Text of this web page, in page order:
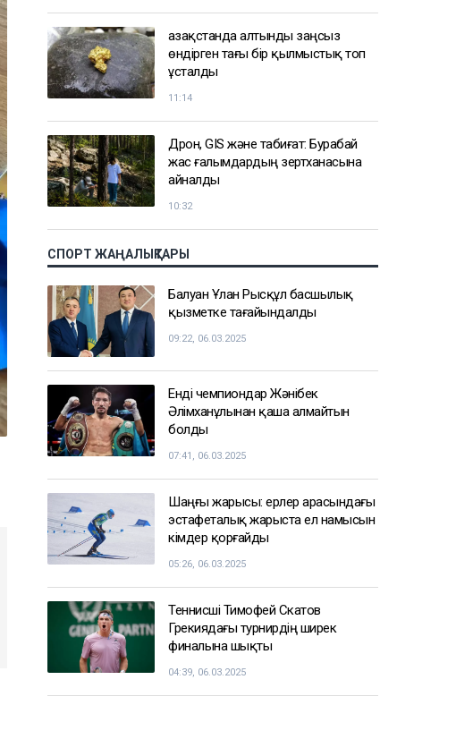
Қазақстанда алтынды заңсыз
өндірген тағы бір қылмыстық топ
ұсталды
11:14
Дрон, GIS және табиғат: Бурабай
жас ғалымдардың зертханасына
айналды
10:32
СПОРТ ЖАҢАЛЫҚТАРЫ
Балуан Ұлан Рысқұл басшылық
қызметке тағайындалды
09:22, 06.03.2025
Енді чемпиондар Жәнібек
Әлімханұлынан қаша алмайтын
болды
07:41, 06.03.2025
Шаңғы жарысы: ерлер арасындағы
эстафеталық жарыста ел намысын
кімдер қорғайды
05:26, 06.03.2025
Теннисші Тимофей Скатов
Грекиядағы турнирдің ширек
финалына шықты
04:39, 06.03.2025